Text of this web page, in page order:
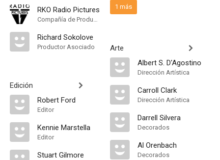
RKO Radio Pictures
Compañía de Produccion
Richard Sokolove
Productor Asociado
Edición
Robert Ford
Editor
Kennie Marstella
Editor
Stuart Gilmore
1 más
Arte
Albert S. D'Agostino
Dirección Artística
Carroll Clark
Dirección Artística
Darrell Silvera
Decorados
Al Orenbach
Decorados